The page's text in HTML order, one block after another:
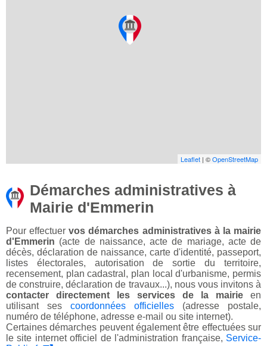
Leaflet | ©OpenStreetMap
Démarches administratives à
Mairie d'Emmerin
Pour effectuervos démarches administratives à la mairie
d'Emmerin (acte de naissance, acte de mariage, acte de
décès, déclaration de naissance, carte d'identité, passeport,
listes électorales, autorisation de sortie du territoire,
recensement, plan cadastral, plan local d'urbanisme, permis
de construire, déclaration de travaux...), nous vous invitons à
contacter directement les services de la mairie en
utilisant ses coordonnées officielles (adresse postale,
numéro de téléphone, adresse e-mail ou site internet).
Certaines démarches peuvent également être effectuées sur
le site internet officiel de l'administration française, Service-